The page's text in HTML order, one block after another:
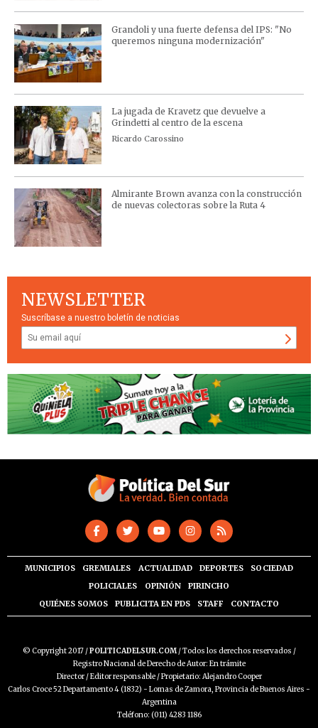
Grandoli y una fuerte defensa del IPS: "No
queremos ninguna modernización"
La jugada de Kravetz que devuelve a
Grindetti al centro de la escena
Ricardo Carossino
Almirante Brown avanza con la construcción
de nuevas colectoras sobre la Ruta 4
NEWSLETTER
Suscríbase a nuestro boletín de noticias
MUNICIPIOS GREMIALES ACTUALIDAD DEPORTES
SOCIEDAD
POLICIALES
OPINIÓN
PIRINCHO
QUIÉNES SOMOS
PUBLICITA EN PDS STAFF CONTACTO
© Copyright 2017 /POLITICADELSUR.COM/ Todos los derechos reservados /
Registro Nacional de Derecho de Autor: En trámite
Director / Editor responsable / Propietario: Alejandro Cooper
Carlos Croce 52 Departamento 4 (1832) - Lomas de Zamora, Provincia de Buenos Aires -
Argentina
Teléfono: (011) 4283 1186